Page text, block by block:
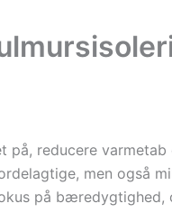
reducere
men også
på